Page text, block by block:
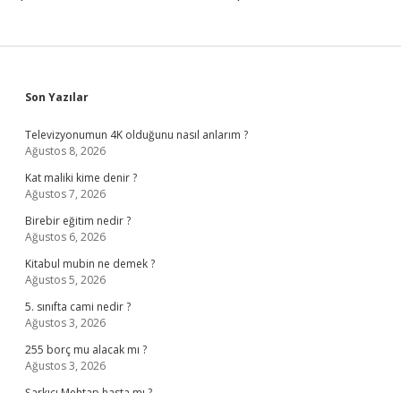
Sidebar
Son Yazılar
Televizyonumun 4K olduğunu nasıl anlarım ?
Ağustos 8, 2026
Kat maliki kime denir ?
Ağustos 7, 2026
Birebir eğitim nedir ?
Ağustos 6, 2026
Kitabul mubin ne demek ?
Ağustos 5, 2026
5. sınıfta cami nedir ?
Ağustos 3, 2026
255 borç mu alacak mı ?
Ağustos 3, 2026